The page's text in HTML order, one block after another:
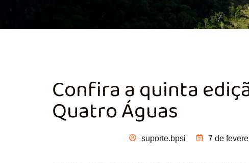
Confira a quinta
Quatro Águas
suporte.bpsi 7 de